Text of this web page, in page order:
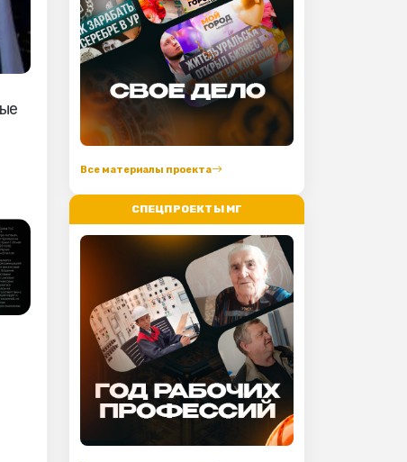
Все материалы проекта
СПЕЦПРОЕКТЫ МГ